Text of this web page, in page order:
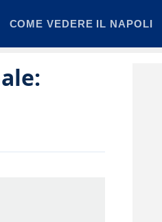
COME VEDERE IL NAPOLI